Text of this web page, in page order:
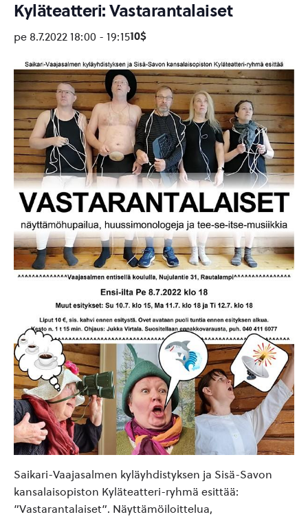
Kyläteatteri: Vastarantalaiset
pe 8.7.2022 18:00 - 19:1510$
Saikari-Vaajasalmen kyläyhdistyksen ja Sisä-Savon
kansalaisopiston Kyläteatteri-ryhmä esittää:
”Vastarantalaiset”. Näyttämöiloittelua,